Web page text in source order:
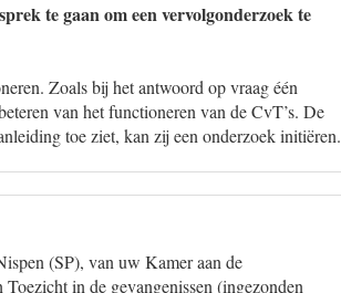
te gaan om een vervolgonderzoek te
Zoals bij het antwoord op vraag één
van het functioneren van de CvT’s. De
toe ziet, kan zij een onderzoek initiëren.
(SP), van uw Kamer aan de
in de gevangenissen (ingezonden